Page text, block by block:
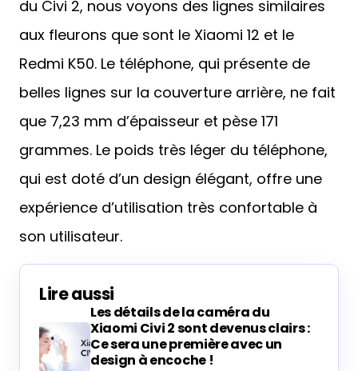
du Civi 2, nous voyons des lignes similaires
aux fleurons que sont le Xiaomi 12 et le
Redmi K50. Le téléphone, qui présente de
belles lignes sur la couverture arrière, ne fait
que 7,23 mm d’épaisseur et pèse 171
grammes. Le poids très léger du téléphone,
qui est doté d’un design élégant, offre une
expérience d’utilisation très confortable à
son utilisateur.
Lire aussi
Les détails de la caméra du
Xiaomi Civi 2 sont devenus clairs :
Ce sera une première avec un
design à encoche !